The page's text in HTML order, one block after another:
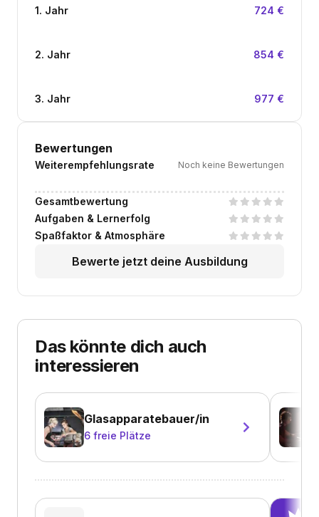
1. Jahr 724 €
2. Jahr 854 €
3. Jahr 977 €
Bewertungen
Weiterempfehlungsrate Noch keine Bewertungen
Gesamtbewertung
Aufgaben & Lernerfolg
Spaßfaktor & Atmosphäre
Bewerte jetzt deine Ausbildung
Das könnte dich auch
interessieren
Glasapparatebauer/in
6 freie Plätze